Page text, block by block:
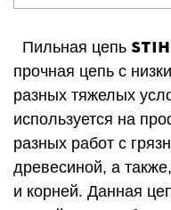
Пильная цепь
прочная цепь с
разных тяжелых
используется на
разных работ с
древесиной, а
и корней. Данная